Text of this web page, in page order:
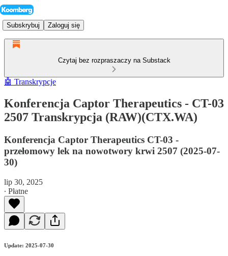
Subskrybuj Zaloguj się
Czytaj bez rozpraszaczy na Substack
🤖 Transkrypcje
Konferencja Captor Therapeutics - CT-03
2507 Transkrypcja (RAW)(CTX.WA)
Konferencja Captor Therapeutics CT-03 -
przełomowy lek na nowotwory krwi 2507 (2025-07-
30)
lip 30, 2025
∙ Płatne
Update: 2025-07-30